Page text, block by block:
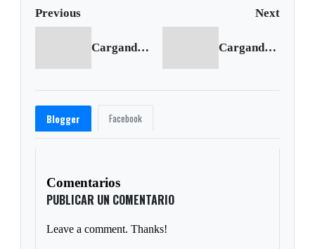
Previous Next
Cargando anterior... Cargando siguiente...
Blogger Facebook
Comentarios
PUBLICAR UN COMENTARIO
Leave a comment. Thanks!